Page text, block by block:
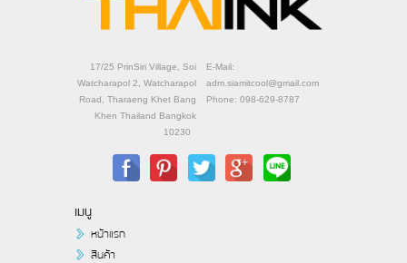
E-Mail:
adm.siamitcool@gmail.com
Phone: 098-629-8787
17/25 PrinSiri Village, Soi
Watcharapol 2, Watcharapol
Road, Tharaeng Khet Bang
Khen Thailand Bangkok
10230
เมนู
หน้าแรก
สินค้า